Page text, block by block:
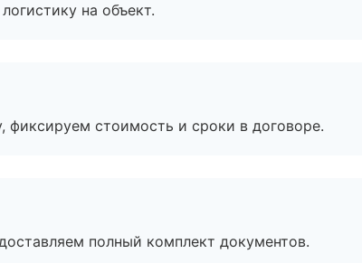
на объект.
стоимость и сроки в договоре.
полный комплект документов.